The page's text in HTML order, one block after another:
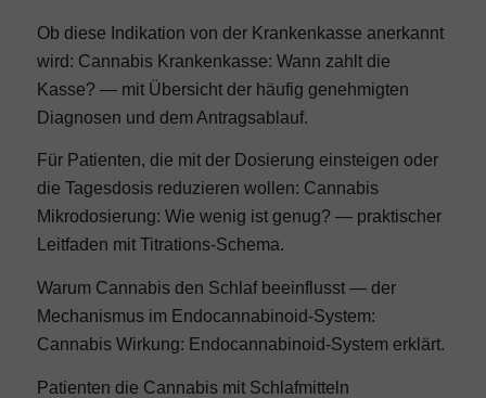
Ob diese Indikation von der Krankenkasse anerkannt
wird: Cannabis Krankenkasse: Wann zahlt die
Kasse? — mit Übersicht der häufig genehmigten
Diagnosen und dem Antragsablauf.
Für Patienten, die mit der Dosierung einsteigen oder
die Tagesdosis reduzieren wollen: Cannabis
Mikrodosierung: Wie wenig ist genug? — praktischer
Leitfaden mit Titrations-Schema.
Warum Cannabis den Schlaf beeinflusst — der
Mechanismus im Endocannabinoid-System:
Cannabis Wirkung: Endocannabinoid-System erklärt.
Patienten die Cannabis mit Schlafmitteln